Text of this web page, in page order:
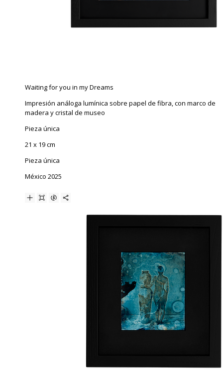
Waiting for you in my Dreams
Impresión análoga lumínica sobre papel de fibra, con marco de
madera y cristal de museo
Pieza única
21 x 19 cm
Pieza única
México 2025